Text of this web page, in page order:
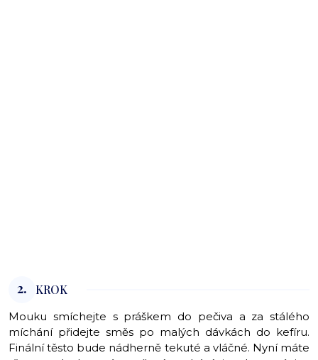
2. KROK
Mouku smíchejte s práškem do pečiva a za stálého
míchání přidejte směs po malých dávkách do kefíru.
Finální těsto bude nádherně tekuté a vláčné. Nyní máte